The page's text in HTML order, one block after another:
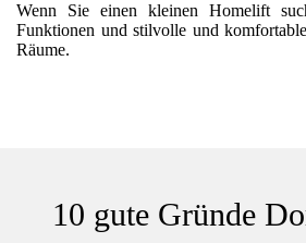
Wenn Sie einen kleinen Homelift
Funktionen und stilvolle und
Räume.
10 gute Gründe